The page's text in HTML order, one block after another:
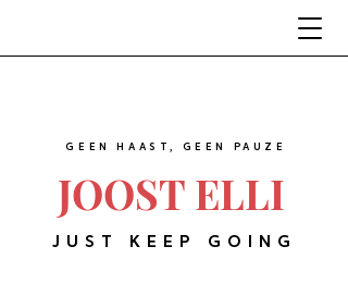
JOOST ELLI
GEEN HAAST, GEEN PAUZE
JUST KEEP GOING